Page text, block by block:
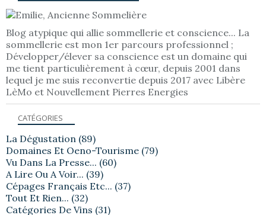
Blog atypique qui allie sommellerie et conscience... La
sommellerie est mon 1er parcours professionnel ;
Développer/élever sa conscience est un domaine qui
me tient particulièrement à cœur, depuis 2001 dans
lequel je me suis reconvertie depuis 2017 avec Libère
LèMo et Nouvellement Pierres Energies
CATÉGORIES
La Dégustation (89)
Domaines Et Oeno-Tourisme (79)
Vu Dans La Presse... (60)
A Lire Ou A Voir... (39)
Cépages Français Etc... (37)
Tout Et Rien... (32)
Catégories De Vins (31)